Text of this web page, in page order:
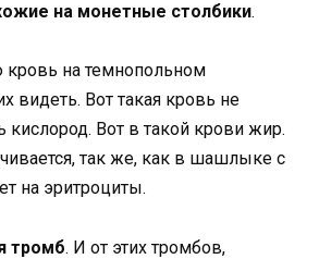
на монетные столбики.
кровь на темнопольном
видеть. Вот такая кровь не
кислород. Вот в такой крови жир.
так же, как в шашлыке с
на эритроциты.
тромб. И от этих тромбов,